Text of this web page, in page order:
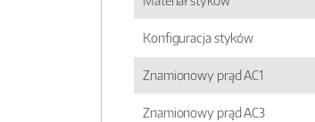
Konfiguracja styków
Znamionowy prąd AC1
Znamionowy prąd AC3